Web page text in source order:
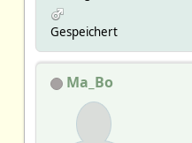
Gespeichert
Ma_Bo